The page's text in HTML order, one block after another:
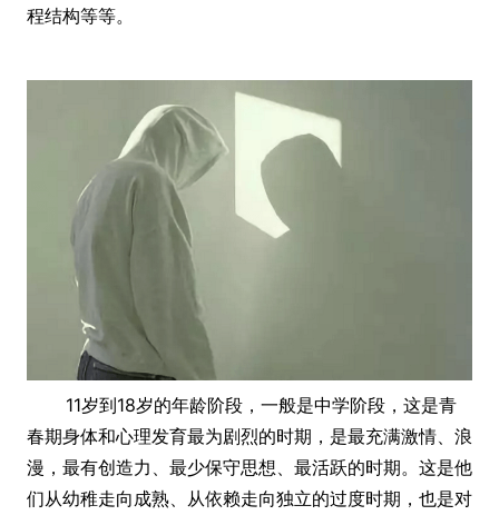
程结构等等。
11岁到18岁的年龄阶段，一般是中学阶段，这是青
春期身体和心理发育最为剧烈的时期，是最充满激情、浪
漫，最有创造力、最少保守思想、最活跃的时期。这是他
们从幼稚走向成熟、从依赖走向独立的过度时期，也是对